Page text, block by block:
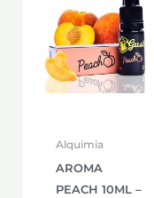
Alquimia
AROMA
PEACH 10ML –